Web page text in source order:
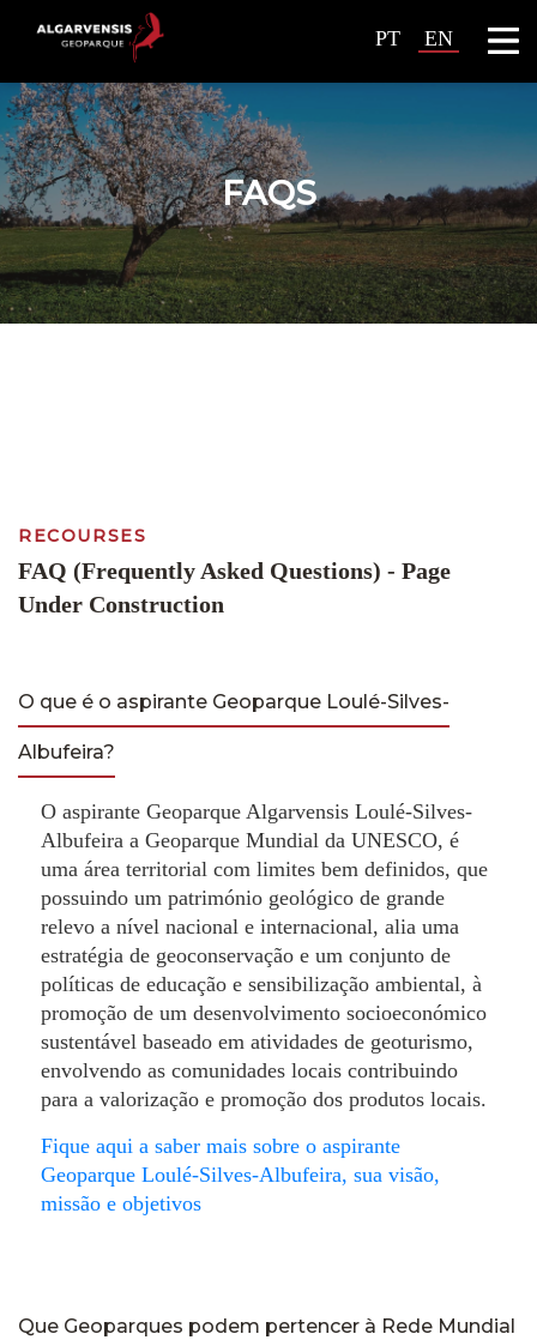
PT EN
FAQS
RECOURSES
FAQ (Frequently Asked Questions) - Page
Under Construction
O que é o aspirante Geoparque Loulé-Silves-
Albufeira?
O aspirante Geoparque Algarvensis Loulé-Silves-
Albufeira a Geoparque Mundial da UNESCO, é
uma área territorial com limites bem definidos, que
possuindo um património geológico de grande
relevo a nível nacional e internacional, alia uma
estratégia de geoconservação e um conjunto de
políticas de educação e sensibilização ambiental, à
promoção de um desenvolvimento socioeconómico
sustentável baseado em atividades de geoturismo,
envolvendo as comunidades locais contribuindo
para a valorização e promoção dos produtos locais.
Fique aqui a saber mais sobre o aspirante
Geoparque Loulé-Silves-Albufeira, sua visão,
missão e objetivos
Que Geoparques podem pertencer à Rede Mundial